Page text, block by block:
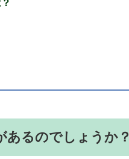
あるのでしょうか？